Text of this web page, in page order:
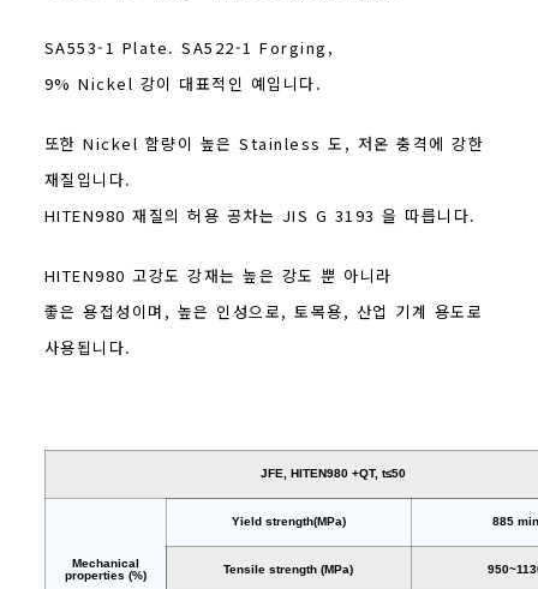
SA553-1 Plate. SA522-1 Forging,
9% Nickel 강이 대표적인 예입니다.
또한 Nickel 함량이 높은 Stainless 도, 저온 충격에 강한
재질입니다.
HITEN980 재질의 허용 공차는 JIS G 3193 을 따릅니다.
HITEN980 고강도 강재는 높은 강도 뿐 아니라
좋은 용접성이며, 높은 인성으로, 토목용, 산업 기계 용도로
사용됩니다.
JFE, HITEN980 +QT, t≤50
Mechanical
properties (%)
Yield strength(MPa) 885
Tensile strength (MPa)